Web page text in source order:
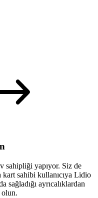
sahipliği yapıyor. Siz de
sahibi kullanıcıya Lidio
sağladığı ayrıcalıklardan